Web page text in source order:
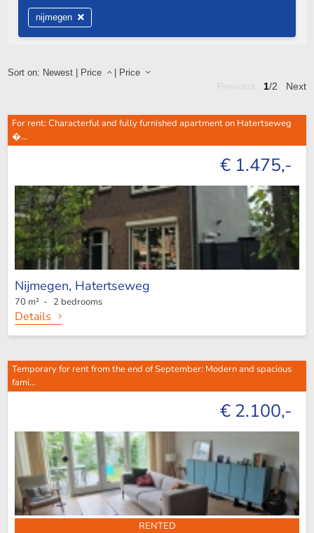
Sort on: Newest| Price | Price
1/2 Next
For rent: Characterful and fully furnished apartment on Hatertseweg
�...
€ 1.475,-
Nijmegen, Hatertseweg
70 m² - 2 bedrooms
Details
Temporary for rent from the end of September: Modern and spacious
fami...
€ 2.100,-
RENTED
nijmegen